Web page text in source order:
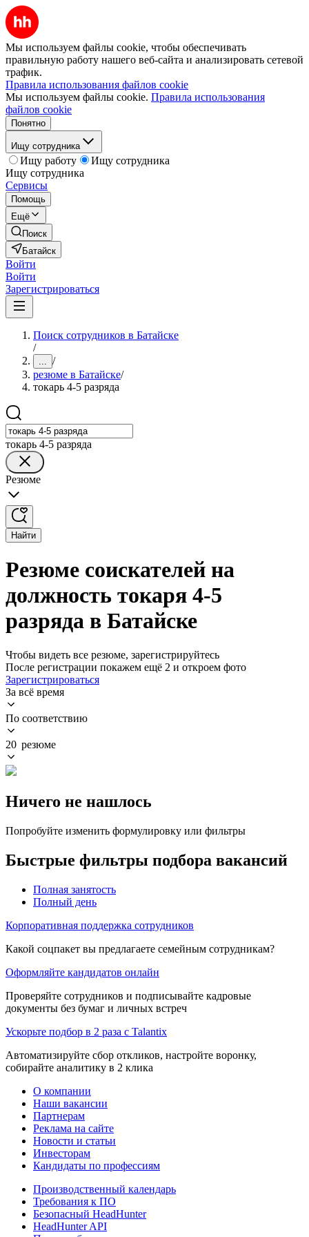
Мы используем файлы cookie, чтобы обеспечивать
правильную работу нашего веб-сайта и анализировать сетевой
трафик.
Правила использования файлов cookie
Мы используем файлы cookie. Правила использования
файлов cookie
Понятно
Ищу сотрудника
Ищу работу
Ищу сотрудника
Ищу сотрудника
Сервисы
Помощь
Ещё
Поиск
Батайск
Войти
Войти
Зарегистрироваться
Поиск сотрудников в Батайске
/
... /
резюме в Батайске/
токарь 4-5 разряда
токарь 4-5 разряда
Резюме
Найти
Резюме соискателей на
должность токаря 4-5
разряда в Батайске
Чтобы видеть все резюме, зарегистрируйтесь
После регистрации покажем ещё 2 и откроем фото
Зарегистрироваться
За всё время
По соответствию
20 резюме
Ничего не нашлось
Попробуйте изменить формулировку или фильтры
Быстрые фильтры подбора вакансий
Полная занятость
Полный день
Корпоративная поддержка сотрудников
Какой соцпакет вы предлагаете семейным сотрудникам?
Оформляйте кандидатов онлайн
Проверяйте сотрудников и подписывайте кадровые
документы без бумаг и личных встреч
Ускорьте подбор в 2 раза с Talantix
Автоматизируйте сбор откликов, настройте воронку,
собирайте аналитику в 2 клика
О компании
Наши вакансии
Партнерам
Реклама на сайте
Новости и статьи
Инвесторам
Кандидаты по профессиям
Производственный календарь
Требования к ПО
Безопасный HeadHunter
HeadHunter API